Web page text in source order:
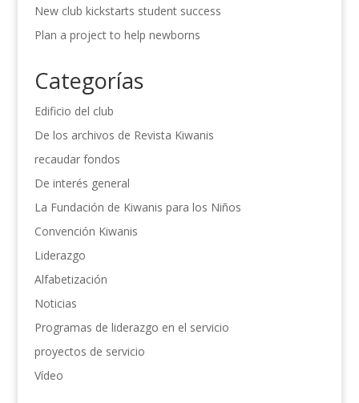
New club kickstarts student success
Plan a project to help newborns
Categorías
Edificio del club
De los archivos de Revista Kiwanis
recaudar fondos
De interés general
La Fundación de Kiwanis para los Niños
Convención Kiwanis
Liderazgo
Alfabetización
Noticias
Programas de liderazgo en el servicio
proyectos de servicio
Vídeo